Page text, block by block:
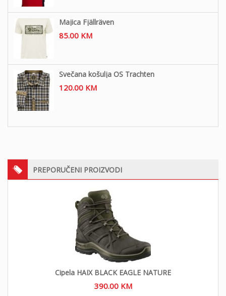
Majica Fjällräven
85.00 KM
Svečana košulja OS Trachten
120.00 KM
PREPORUČENI PROIZVODI
Cipela HAIX BLACK EAGLE NATURE
390.00 KM